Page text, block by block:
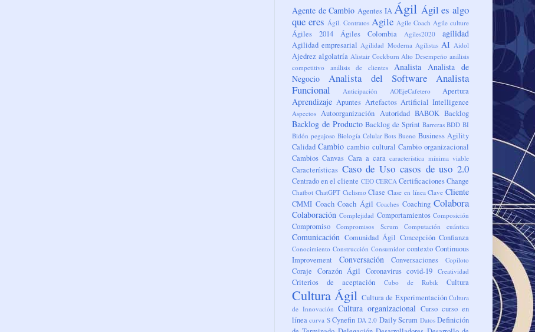
Agente de Cambio Agentes IA Ágil Ágil es algo
que eres Ágil. Contratos Agile Agile Coach Agile culture
Ágiles 2014 Ágiles Colombia Agiles2020 agilidad
Agilidad empresarial Agilidad Moderna Agilistas AI Aidol
Ajedrez algolatría Alistair Cockburn Alto Desempeño análisis
competitivo
análisis de clientes Analista
Analista de
Negocio
Analista del Software
Analista
Funcional
Anticipación AOEjeCafetero Apertura
Aprendizaje Apuntes Artefactos Artificial Intelligence
Aspectos Autoorganización Autoridad BABOK Backlog
Backlog de Producto Backlog de Sprint Barreras BDD BI
Bidón pegajoso Biología Celular Bots Bueno Business Agility
Calidad Cambio cambio cultural Cambio organizacional
Cambios Canvas Cara a cara característica mínima viable
Características Caso de Uso casos de uso 2.0
Centrado en el cliente CEO CERCA CertificacionesChange
Chatbot ChatGPT Ciclismo Clase Clase en línea Clave Cliente
CMMI Coach Coach Ágil Coaches Coaching Colabora
Colaboración Complejidad Comportamientos Composición
Compromiso Compromisos Scrum Computación cuántica
Comunicación Comunidad Ágil Concepción Confianza
Conocimiento Construcción Consumidor contexto Continuous
Improvement
Conversación Conversaciones Copiloto
Coraje Corazón Ágil Coronavirus covid-19 Creatividad
Criterios de aceptación Cubo de Rubik Cultura
Cultura Ágil Cultura de Experimentación Cultura
de Innovación Cultura organizacional Curso curso en
línea curva S Cynefin DA 2.0 Daily Scrum Datos Definición